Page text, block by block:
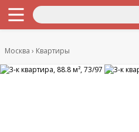
Москва Квартиры